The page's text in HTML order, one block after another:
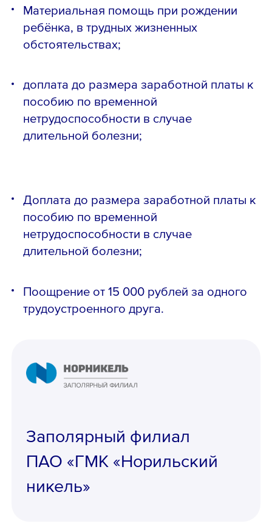
Материальная помощь при рождении
ребёнка, в трудных жизненных
обстоятельствах;
доплата до размера заработной платы к
пособию по временной
нетрудоспособности в случае
длительной болезни;
Доплата до размера заработной платы к
пособию по временной
нетрудоспособности в случае
длительной болезни;
Поощрение от 15 000 рублей за одного
трудоустроенного друга.
Заполярный филиал
ПАО «ГМК «Норильский
никель»
Email *